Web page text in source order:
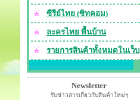
ซีรีย์ไทย (ซิทคอม)
ละครไทย พื้นบ้าน
รายการสินค้าทั้งหมดในเว็บ
Newsletter
รับข่าวสารเกี่ยวกับสินค้าใหม่ๆ